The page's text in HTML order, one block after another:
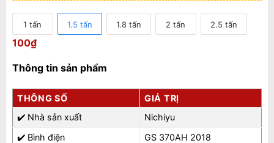
1 tấn 1.5 tấn 1.8 tấn 2 tấn 2.5 tấn
100₫
Thông tin sản phẩm
THÔNG SỐ
GIÁ TRỊ
✔️ Nhà sản xuất
Nichiyu
✔️ Bình điện
GS 370AH 2018